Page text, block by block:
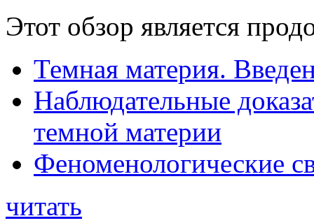
Этот обзор является
Темная материя.
Наблюдательные
темной материи
Феноменологические
читать